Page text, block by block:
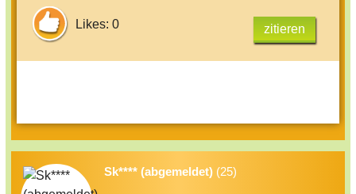
Likes: 0 zitieren
Sk**** (abgemeldet) (25)